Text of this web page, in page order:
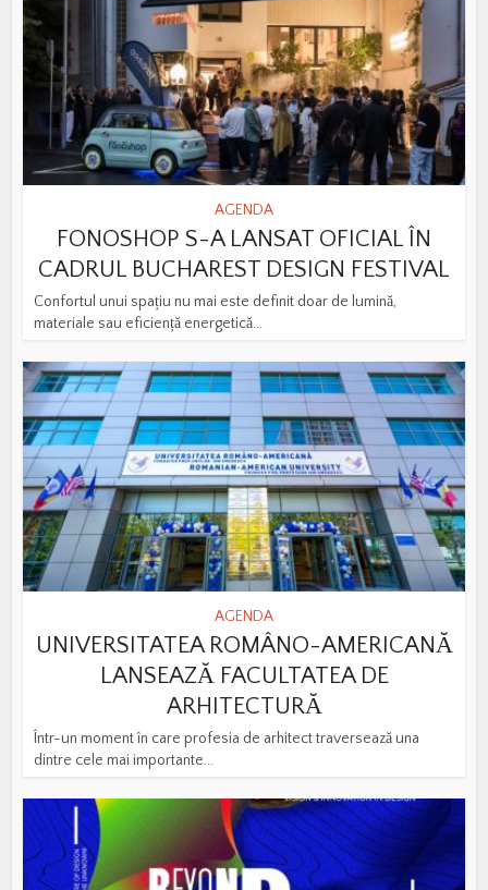
AGENDA
FONOSHOP S-A LANSAT OFICIAL ÎN
CADRUL BUCHAREST DESIGN FESTIVAL
Confortul unui spațiu nu mai este definit doar de lumină,
materiale sau eficiență energetică...
AGENDA
UNIVERSITATEA ROMÂNO-AMERICANĂ
LANSEAZĂ FACULTATEA DE
ARHITECTURĂ
Într-un moment în care profesia de arhitect traversează una
dintre cele mai importante...